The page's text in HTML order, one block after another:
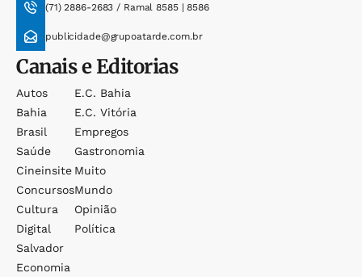
(71) 2886-2683 / Ramal 8585 | 8586
publicidade@grupoatarde.com.br
Canais e Editorias
Autos
Bahia
Brasil
Saúde
Cineinsite
Concursos
Cultura
Digital
Salvador
Economia
E.c. Bahia
E.c. Vitória
Empregos
Gastronomia
Muito
Mundo
Opinião
Política